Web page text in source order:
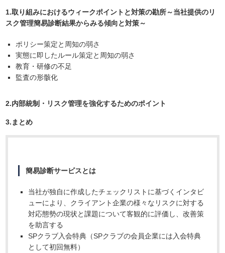
1.取り組みにおけるウィークポイントと対策の勘所～当社提供のリ
スク管理簡易診断結果からみる傾向と対策～
ポリシー策定と周知の弱さ
実態に即したルール策定と周知の弱さ
教育・研修の不足
監査の形骸化
2.内部統制・リスク管理を強化するためのポイント
3.まとめ
簡易診断サービスとは
当社が独自に作成したチェックリストに基づくインタビ
ューにより、クライアント企業の様々なリスクに対する
対応態勢の現状と課題について客観的に評価し、改善策
を助言する
SPクラブ入会特典（SPクラブの会員企業には入会特典
として初回無料）